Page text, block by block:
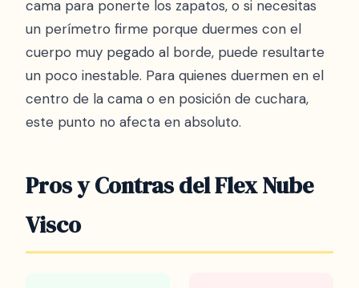
cama para ponerte los zapatos, o si necesitas
un perímetro firme porque duermes con el
cuerpo muy pegado al borde, puede resultarte
un poco inestable. Para quienes duermen en el
centro de la cama o en posición de cuchara,
este punto no afecta en absoluto.
Pros y Contras del Flex Nube
Visco